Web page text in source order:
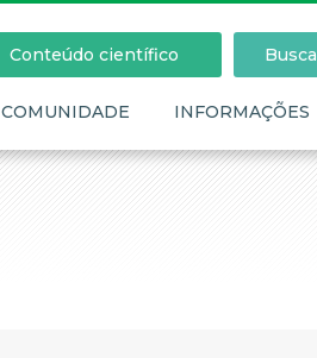
Conteúdo científico Busca
COMUNIDADE INFORMAÇÕES